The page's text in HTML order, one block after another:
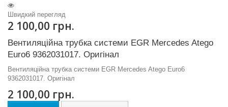
Швидкий перегляд
2 100,00 грн.
Вентиляційна трубка системи EGR Mercedes Atego
Euro6 9362031017. Оригінал
Вентиляційна трубка системи EGR Mercedes Atego Euro6
9362031017. Оригінал
2 100,00 грн.